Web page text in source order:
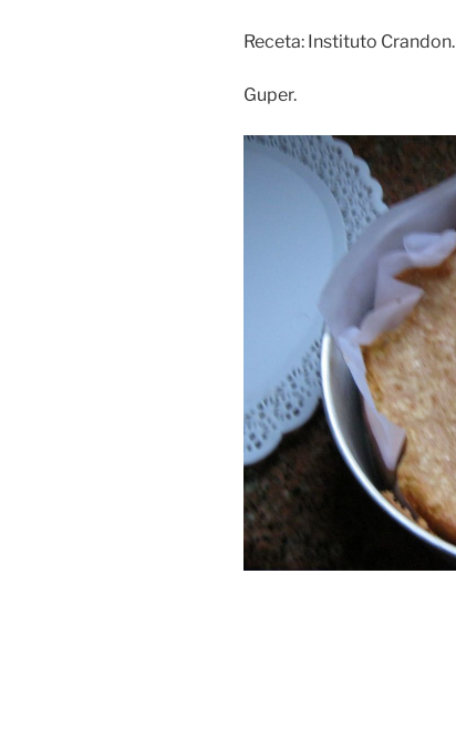
Receta: Instituto Crandon.
Guper.